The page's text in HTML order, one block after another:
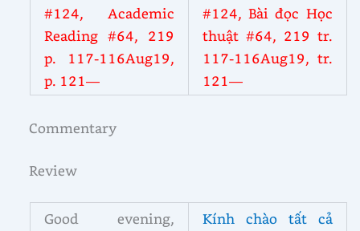
#124, Academic
Reading #64, 219
p. 117-116Aug19,
p. 121—
#124, Bài đọc Học
thuật #64, 219 tr.
117-116Aug19, tr.
121—
Commentary
Review
Good evening,
Kính chào tất cả